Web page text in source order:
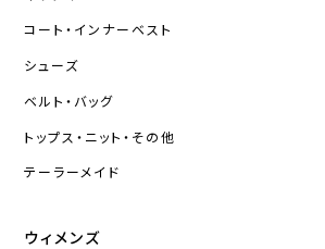
コート・インナーベスト
シューズ
ベルト・バッグ
トップス・ニット・その他
テーラーメイド
ウィメンズ